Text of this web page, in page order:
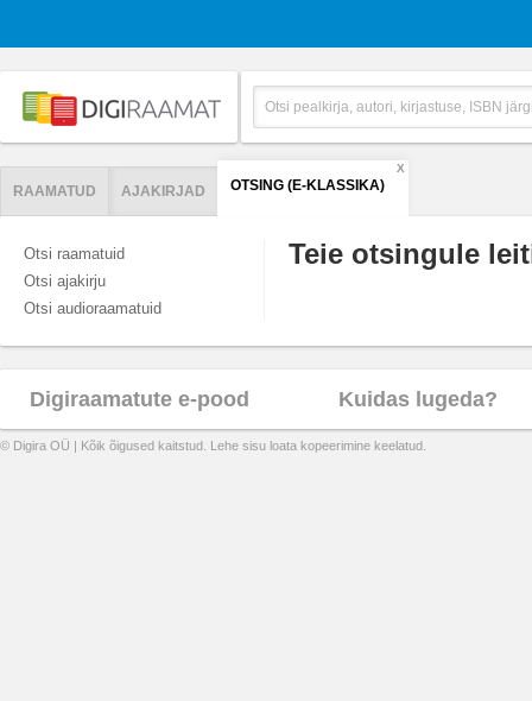
RAAMATUD AJAKIRJAD OTSING (E-KLASSIKA)
X
Otsi raamatuid
Otsi ajakirju
Otsi audioraamatuid
Teie otsingule
Digiraamatute e-pood Kuidas lugeda?
© Digira OÜ | Kõik õigused kaitstud. Lehe sisu loata kopeerimine keelatud.